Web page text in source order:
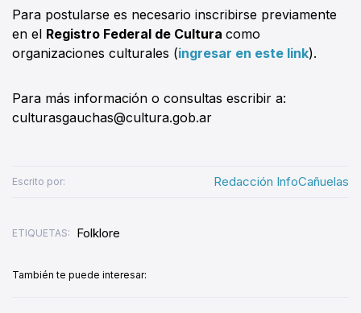
Para postularse es necesario inscribirse previamente
en el Registro Federal de Cultura como
organizaciones culturales (ingresar en este link).
Para más información o consultas escribir a:
culturasgauchas@cultura.gob.ar
Escrito por: Redacción InfoCañuelas
ETIQUETAS: Folklore
También te puede interesar: